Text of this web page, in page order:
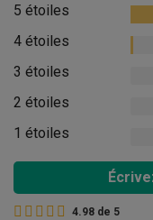
5 étoiles
4 étoiles
3 étoiles
2 étoiles
1 étoiles
4.98 de 5